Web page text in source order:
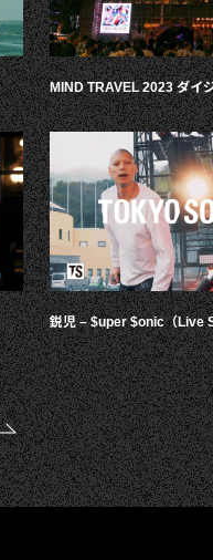
MIND TRAVEL 2023 ダイ
鋭児 – $uper $onic（Live